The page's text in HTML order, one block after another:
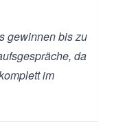
gewinnen bis zu
da
im